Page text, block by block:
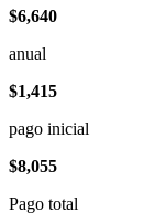
$6,640
anual
$1,415
pago inicial
$8,055
Pago total